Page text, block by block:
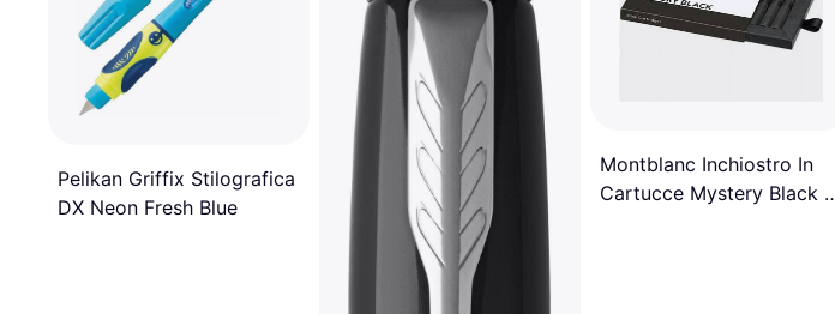
Pelikan Griffix Stilografica
DX Neon Fresh Blue
Montblanc Inchiostro In
Cartucce Mystery Black 8